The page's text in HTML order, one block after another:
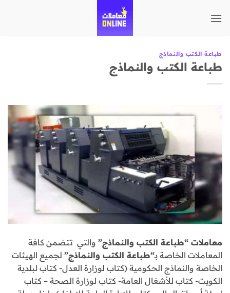
للمحتوى
طباعة الكتب والنماذج
طباعة الكتب والنماذج
معاملات “طباعة الكتب والنماذج” والتي تتضمن كافة
المعاملات الخاصة بـ“طباعة الكتب والنماذج” لجميع الهيئات
الخاصة والنماذج الحكومية (كتاب لوزارة العدل- كتاب لبلدية
الكويت- كتاب للأشغال العامة- كتاب لوزارة الصحة – كتاب